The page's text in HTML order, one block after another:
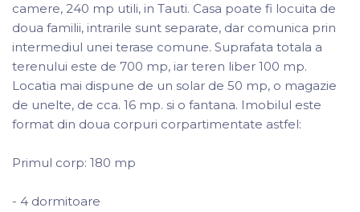
camere, 240 mp utili, in Tauti. Casa poate fi locuita de
doua familii, intrarile sunt separate, dar comunica prin
intermediul unei terase comune. Suprafata totala a
terenului este de 700 mp, iar teren liber 100 mp.
Locatia mai dispune de un solar de 50 mp, o magazie
de unelte, de cca. 16 mp. si o fantana. Imobilul este
format din doua corpuri corpartimentate astfel:
Primul corp: 180 mp
- 4 dormitoare